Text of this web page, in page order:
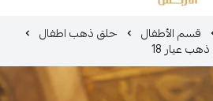
قسم الأطفال حلق ذهب اطفال
عيار 18